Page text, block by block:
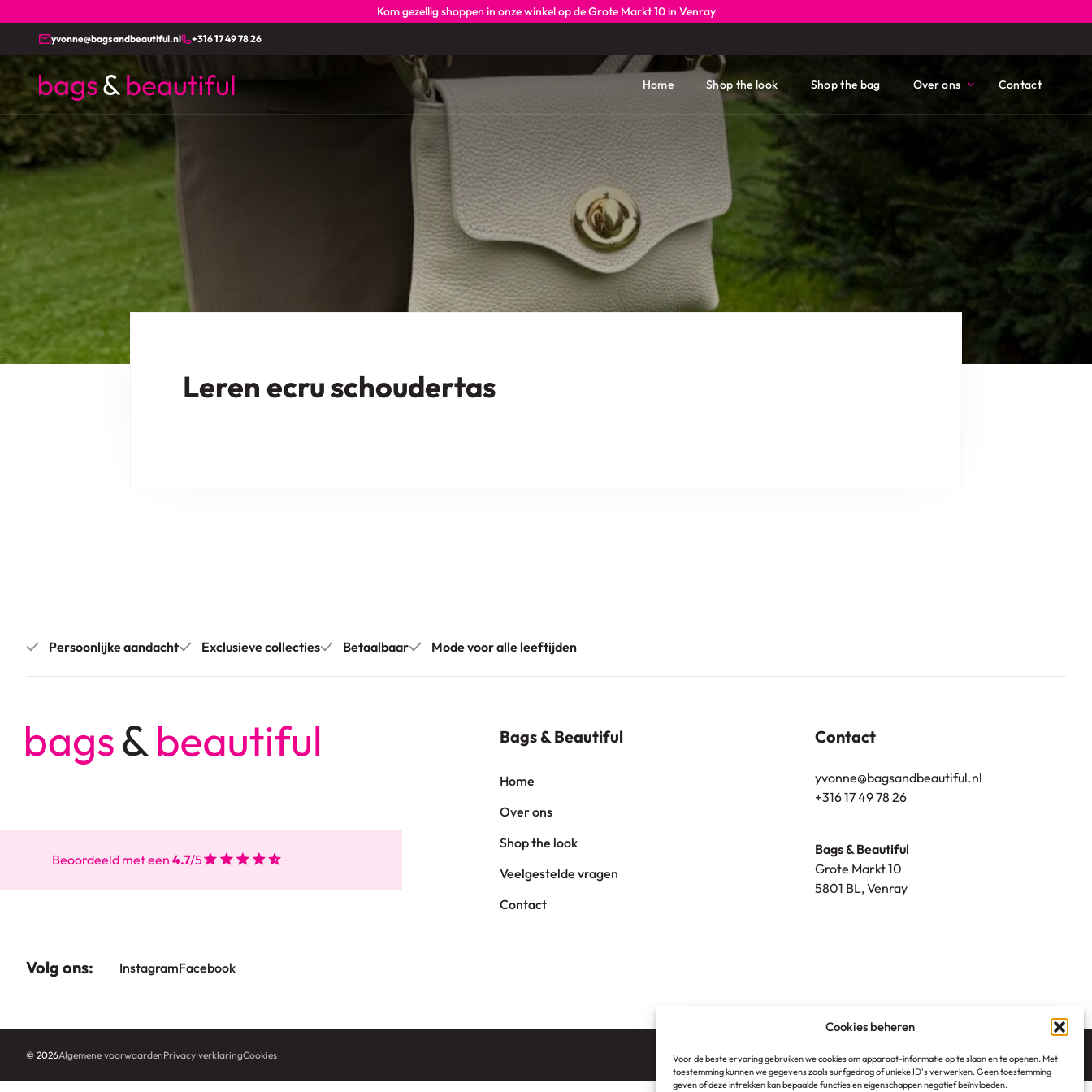
Cookies beheren
Voor de beste ervaring gebruiken we cookies om apparaat-informatie op te slaan en te openen. Met
toestemming kunnen we gegevens zoals surfgedrag of unieke ID's verwerken. Geen toestemming
geven of deze intrekken kan bepaalde functies en eigenschappen negatief beïnvloeden.
Kom gezellig shoppen in onze winkel op de Grote Markt 10 in Venray
yvonne@bagsandbeautiful.nl +316 17 49 78 26
Home Shop the look Shop the bag Over ons Contact
Leren ecru schoudertas
Persoonlijke aandacht Exclusieve collecties Betaalbaar Mode voor alle leeftijden
Beoordeeld met een 4.7/5
Volg ons: InstagramFacebook
Bags & Beautiful
Home
Over ons
Shop the look
Veelgestelde vragen
Contact
Contact
yvonne@bagsandbeautiful.nl
+316 17 49 78 26
Bags & Beautiful
Grote Markt 10
5801 BL, Venray
© 2026Algemene voorwaardenPrivacy verklaringCookies